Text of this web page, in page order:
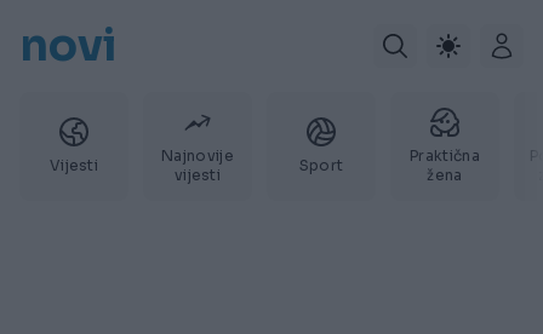
novi
Vijesti
Najnovije
vijesti
Sport
Praktična
žena